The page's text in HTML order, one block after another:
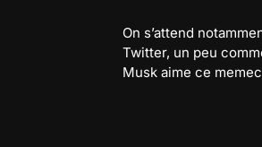
On s’attend
Twitter, un peu
Musk aime ce